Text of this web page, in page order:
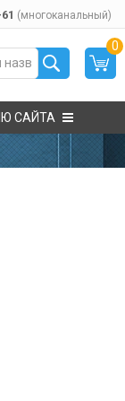
(многоканальный)
0
САЙТА